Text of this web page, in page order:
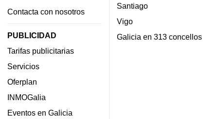
Contacta con nosotros
PUBLICIDAD
Tarifas publicitarias
Servicios
Oferplan
INMOGalia
Eventos en Galicia
Santiago
Vigo
Galicia en 313 concellos